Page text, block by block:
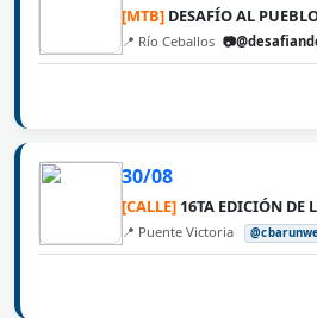
[MTB] DESAFÍO AL
📍 Río Ceballos
30/08
[CALLE] 16TA EDICIÓN DE LA
📍 Puente Victoria